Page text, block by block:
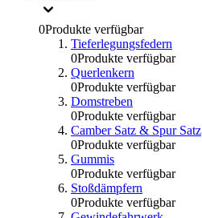
0Produkte verfügbar
Tieferlegungsfedern
0Produkte verfügbar
Querlenkern
0Produkte verfügbar
Domstreben
0Produkte verfügbar
Camber Satz & Spur Satz
0Produkte verfügbar
Gummis
0Produkte verfügbar
Stoßdämpfern
0Produkte verfügbar